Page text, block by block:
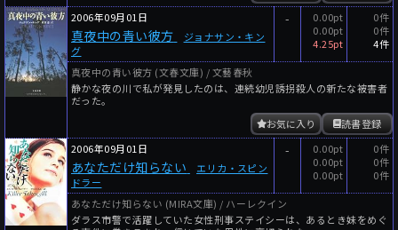
2006年09月01日
真夜中の青い彼方
ジョナサン・キン
グ
-
0.00pt
0.00pt
4.25pt
0件
0件
4件
真夜中の青い彼方 (文春文庫) / 文藝春秋
静かな夜の川で私が発見したのは、連続幼児誘拐殺人の新たな被害者
だった。
読書登録
お気に入り
2006年09月01日
あなただけ知らない
エリカ・スピン
ドラー
-
0.00pt
0.00pt
0.00pt
0件
0件
0件
あなただけ知らない (MIRA文庫) / ハーレクイン
ダラス市警で活躍していた女性刑事ステイシーは、あるとき妹をめぐ